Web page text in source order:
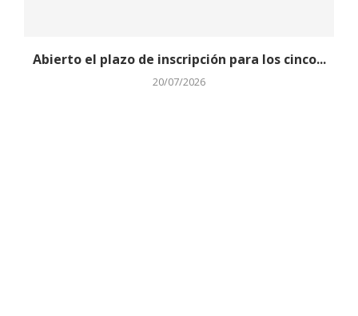
Abierto el plazo de inscripción para los cinco...
20/07/2026